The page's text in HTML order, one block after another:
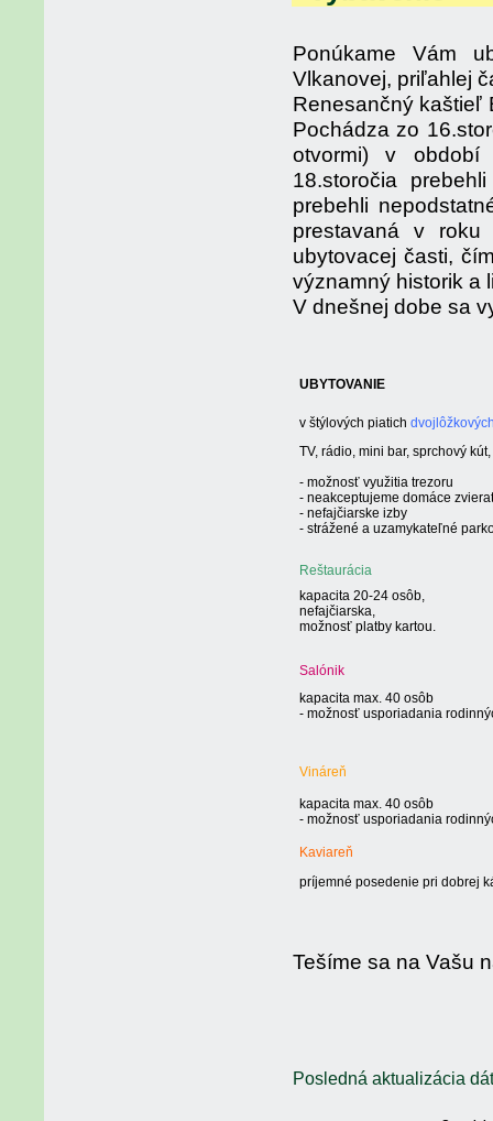
Ponúkame Vám
Vlkanovej, priľahlej
Renesančný kaštieľ
Pochádza zo
otvormi) v období
18.storočia
prebehli
prestavaná v
ubytovacej časti,
významný historik a
V dnešnej dobe sa
UBYTOVANIE
v štýlových piatich
TV, rádio, mini bar, sprchový
- možnosť využitia trezoru
- neakceptujeme domáce
- nefajčiarske izby
- strážené a uzamykateľné
Reštaurácia
kapacita 20-24 osôb,
nefajčiarska,
možnosť platby kartou.
Salónik
kapacita max. 40 osôb
- možnosť usporiadania
Vináreň
kapacita max. 40 osôb
- možnosť usporiadania
Kaviareň
príjemné posedenie pri dobrej
Tešíme sa na Vašu
Posledná aktualizácia